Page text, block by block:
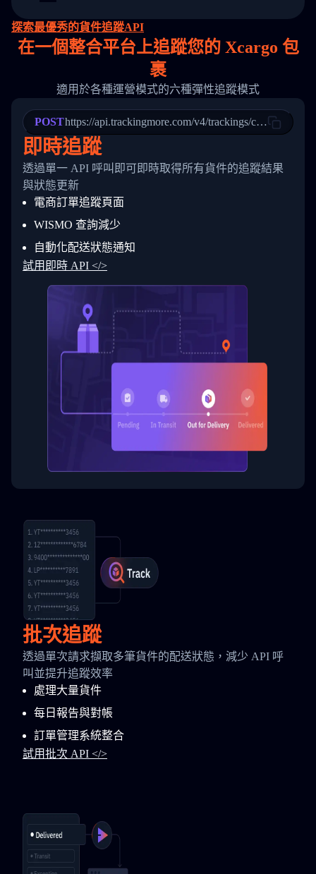
15
16
17
18
22
23
24
25
27
28
29
30
31
33
34
"destination_country": "United
        "itemTimeLength": 2,
        "weblink": "",
        "phone": null,
        "trackinfo": [
          {
            "Date": "2017-03-08 04: 22: 00",
"StatusDescription": "Departed
"Details": "Departed Facility
          },
          {
            "Date": "2017-03-06 15:28:00",
"StatusDescription": "Shipment
"Details": "BEIJING-
          }
        ]
      }
  }
}
探索最優秀的貨件追蹤API
在一個整合平台上追蹤您的 Xcargo 包
裹
適用於各種運營模式的六種彈性追蹤模式
POSThttps://api.trackingmore.com/v4/trackings/create
即時追蹤
透過單一 API 呼叫即可即時取得所有貨件的追蹤結果
與狀態更新
電商訂單追蹤頁面
WISMO 查詢減少
自動化配送狀態通知
試用即時 API </>
批次追蹤
透過單次請求擷取多筆貨件的配送狀態，減少 API 呼
叫並提升追蹤效率
處理大量貨件
每日報告與對帳
訂單管理系統整合
試用批次 API </>